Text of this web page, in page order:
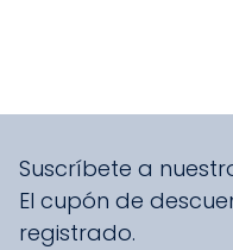
Suscríbete a
El cupón de
registrado.